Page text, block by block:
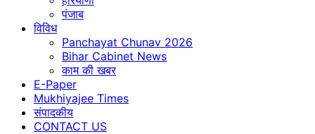
पंजाब
विविध
Panchayat Chunav 2026
Bihar Cabinet News
काम की खबर
E-Paper
Mukhiyajee Times
संपादकीय
CONTACT US